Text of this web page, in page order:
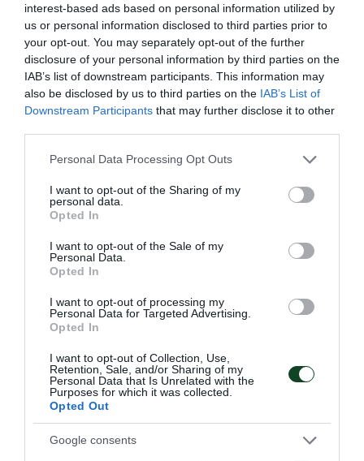
interest-based ads based on personal information utilized by
us or personal information disclosed to third parties prior to
your opt-out. You may separately opt-out of the further
disclosure of your personal information by third parties on the
IAB’s list of downstream participants. This information may
also be disclosed by us to third parties on the IAB’s List of
Downstream Participants that may further disclose it to other
Please note that this website/app uses one or more Google
not limited to your visit or usage behaviour. You may click to
grant or deny consent to Google and its third-party tags to
use your data for below specified purposes in below Google
consent section.
Personal Data Processing Opt Outs
I want to opt-out of the Sharing of my
personal data.
Opted In
I want to opt-out of the Sale of my
Personal Data.
Opted In
I want to opt-out of processing my
Personal Data for Targeted Advertising.
Opted In
I want to opt-out of Collection, Use,
Retention, Sale, and/or Sharing of my
Personal Data that Is Unrelated with the
Purposes for which it was collected.
Opted Out
Google consents
στις κορυφαίες θέσεις των κατηγοριών τους.
20.06.2026 ΤΟΞΟΒΟΛΙΑ
Πρωταθλητής Ελλάδας ο Θέμελης
Ο τοξοβόλος του Παναθηναϊκού Παναγιώτης Θέμελης
κλειστού χώρου.
23.02.2026 ΤΟΞΟΒΟΛΙΑ